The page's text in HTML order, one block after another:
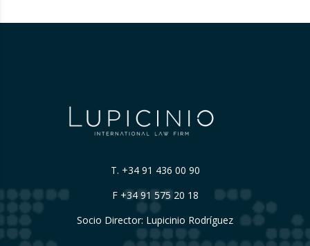
T. +34 91 436 00 90
F +34 91 575 20 18
Socio Director: Lupicinio Rodríguez